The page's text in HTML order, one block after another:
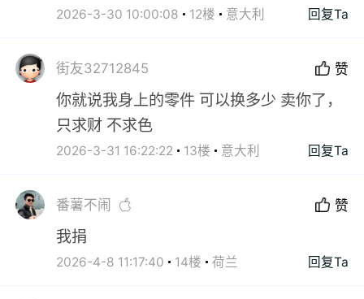
2026-3-30 10:00:08 12楼 意大利 回复Ta
街友32712845 赞
你就说我身上的零件 可以换多少 卖你了，
只求财 不求色
2026-3-31 16:22:22 13楼 意大利 回复Ta
番薯不闹 赞
我捐
2026-4-8 11:17:40 14楼 荷兰 回复Ta